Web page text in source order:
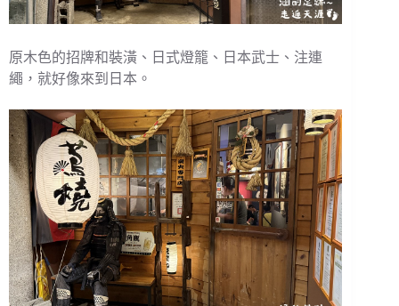
原木色的招牌和裝潢、日式燈籠、日本武士、注連
繩，就好像來到日本。